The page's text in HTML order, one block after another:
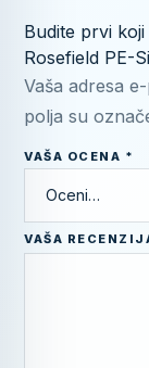
Budite prvi
Rosefield PE-
Vaša adresa
polja su
VAŠA OCENA *
VAŠA